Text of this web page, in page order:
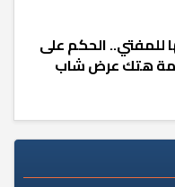
للمفتي.. الحكم على
هتك عرض شاب